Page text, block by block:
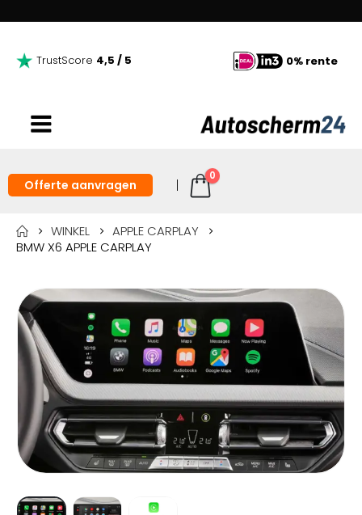
TrustScore 4,5 / 5 0% rente
Offerte aanvragen
0
WINKEL
APPLE CARPLAY
BMW X6 APPLE CARPLAY